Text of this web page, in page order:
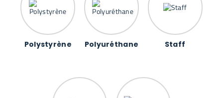
Polystyrène Polyuréthane Staff